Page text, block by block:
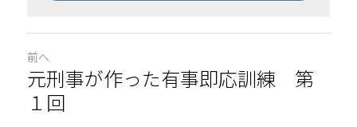
前へ
元刑事が作った有事即応訓練 第
１回